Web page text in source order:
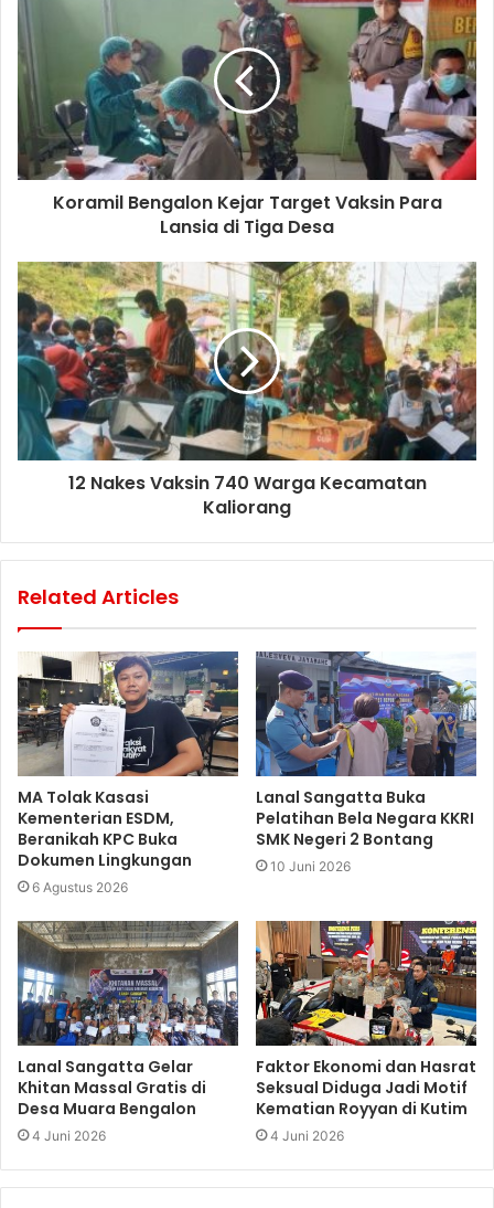
Koramil Bengalon Kejar Target Vaksin Para
Lansia di Tiga Desa
12 Nakes Vaksin 740 Warga Kecamatan
Kaliorang
Related Articles
MA Tolak Kasasi
Kementerian ESDM,
Beranikah KPC Buka
Dokumen Lingkungan
6 Agustus 2026
Lanal Sangatta Buka
Pelatihan Bela Negara KKRI
SMK Negeri 2 Bontang
10 Juni 2026
Lanal Sangatta Gelar
Khitan Massal Gratis di
Desa Muara Bengalon
4 Juni 2026
Faktor Ekonomi dan Hasrat
Seksual Diduga Jadi Motif
Kematian Royyan di Kutim
4 Juni 2026